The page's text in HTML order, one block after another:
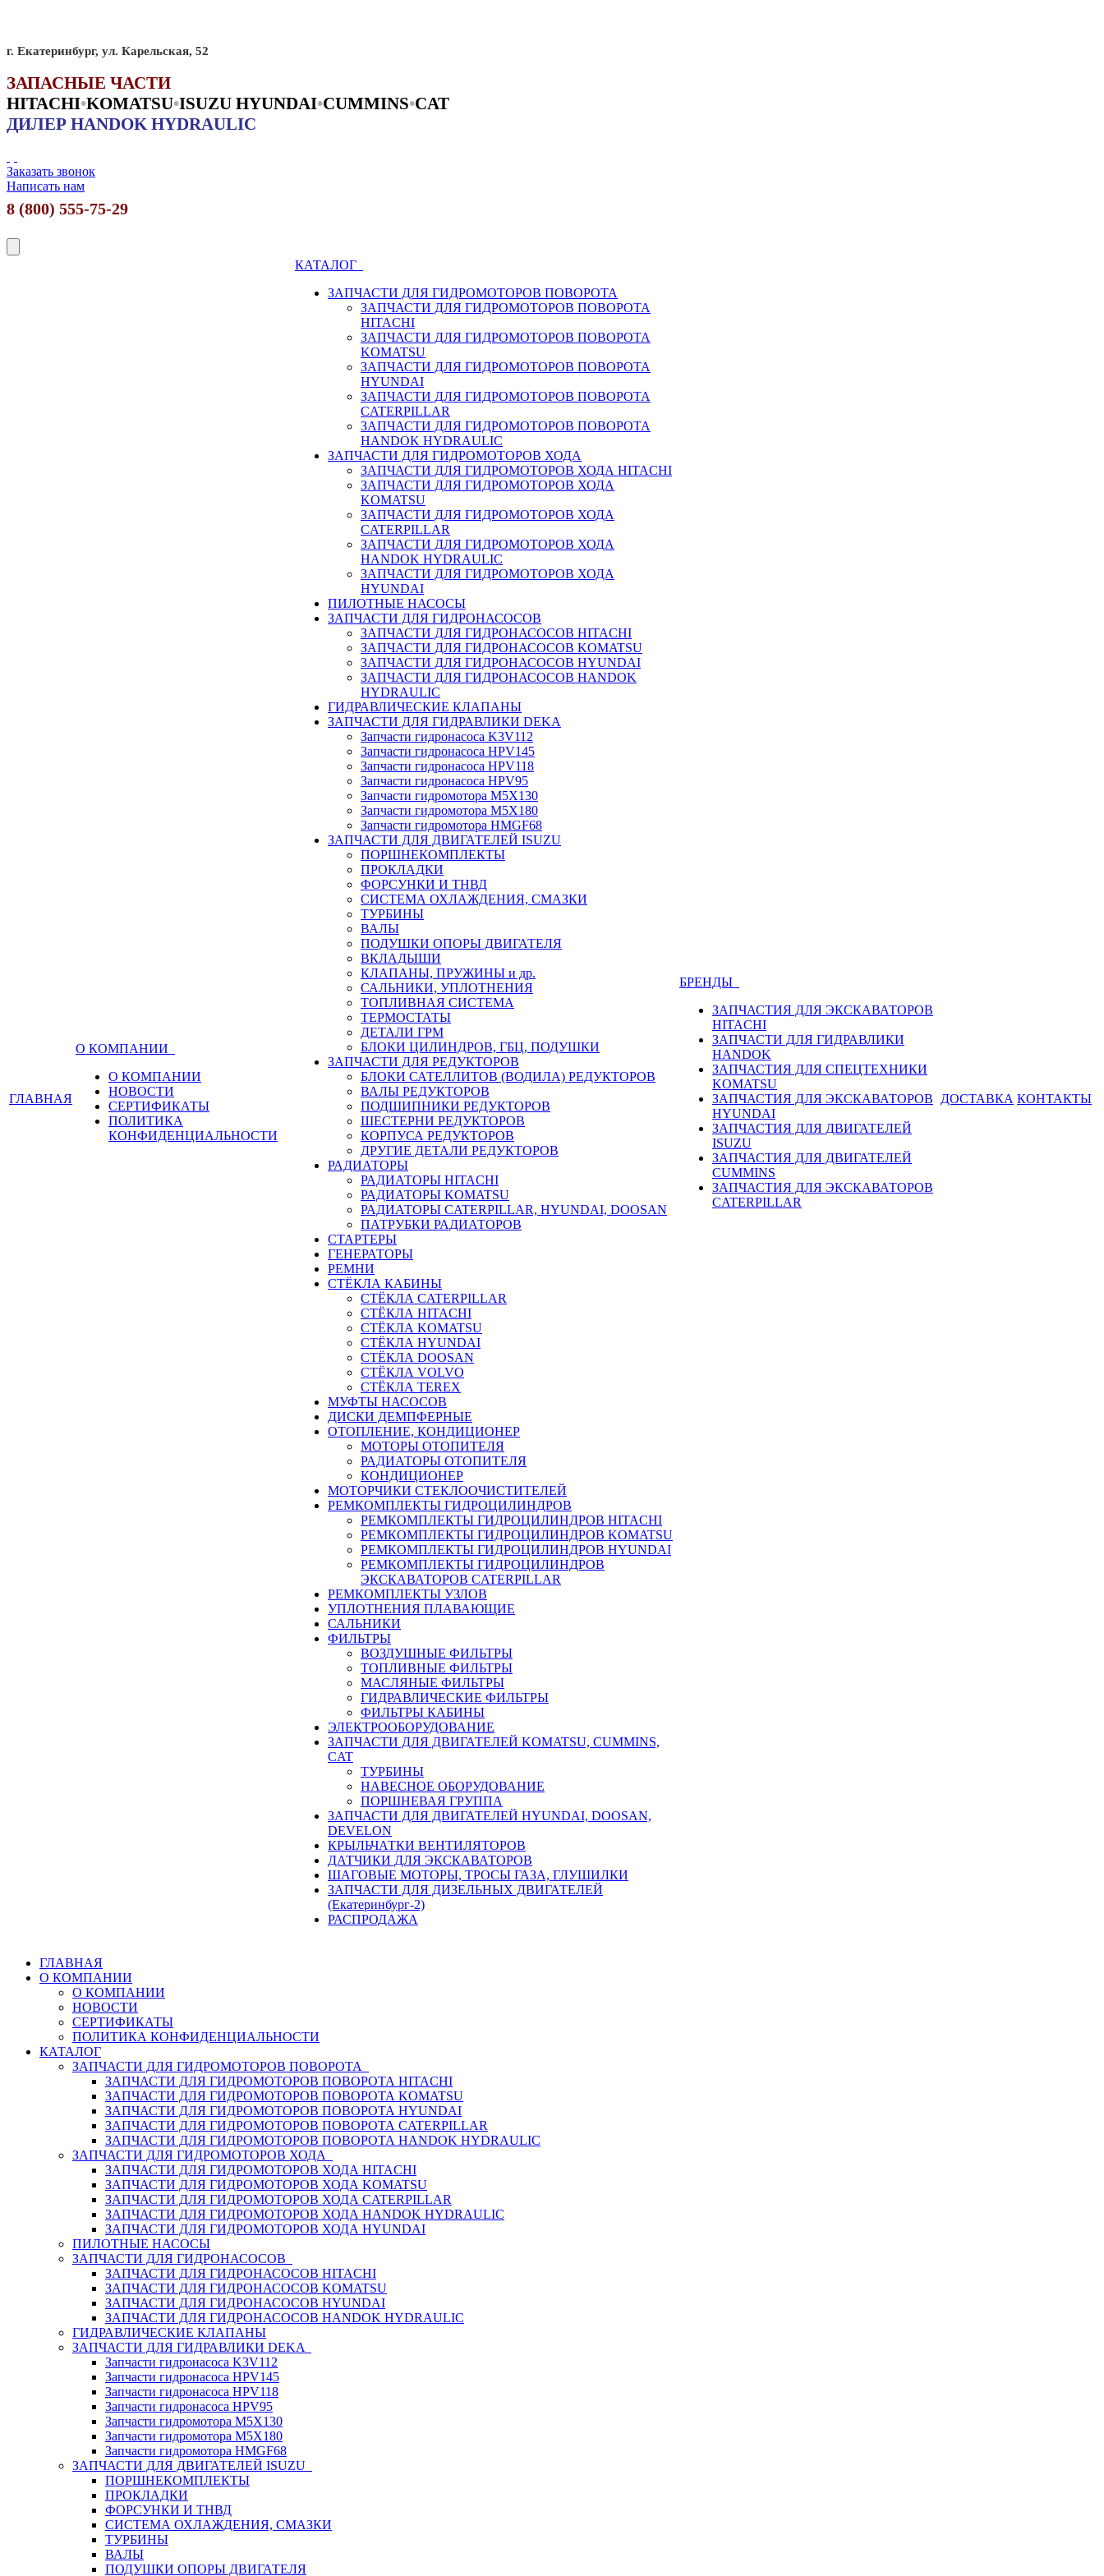
г. Екатеринбург, ул. Карельская, 52
ЗАПАСНЫЕ ЧАСТИ
HITACHI•KOMATSU•ISUZU HYUNDAI•CUMMINS•CAT
ДИЛЕР HANDOK HYDRAULIC
Заказать звонок
Написать нам
8 (800) 555-75-29
ГЛАВНАЯ
О КОМПАНИИ
О КОМПАНИИ
НОВОСТИ
СЕРТИФИКАТЫ
ПОЛИТИКА
КОНФИДЕНЦИАЛЬНОСТИ
КАТАЛОГ
ЗАПЧАСТИ ДЛЯ ГИДРОМОТОРОВ ПОВОРОТА
ЗАПЧАСТИ ДЛЯ ГИДРОМОТОРОВ ПОВОРОТА
HITACHI
ЗАПЧАСТИ ДЛЯ ГИДРОМОТОРОВ ПОВОРОТА
KOMATSU
ЗАПЧАСТИ ДЛЯ ГИДРОМОТОРОВ ПОВОРОТА
HYUNDAI
ЗАПЧАСТИ ДЛЯ ГИДРОМОТОРОВ ПОВОРОТА
CATERPILLAR
ЗАПЧАСТИ ДЛЯ ГИДРОМОТОРОВ ПОВОРОТА
HANDOK HYDRAULIC
ЗАПЧАСТИ ДЛЯ ГИДРОМОТОРОВ ХОДА
ЗАПЧАСТИ ДЛЯ ГИДРОМОТОРОВ ХОДА HITACHI
ЗАПЧАСТИ ДЛЯ ГИДРОМОТОРОВ ХОДА
KOMATSU
ЗАПЧАСТИ ДЛЯ ГИДРОМОТОРОВ ХОДА
CATERPILLAR
ЗАПЧАСТИ ДЛЯ ГИДРОМОТОРОВ ХОДА
HANDOK HYDRAULIC
ЗАПЧАСТИ ДЛЯ ГИДРОМОТОРОВ ХОДА
HYUNDAI
ПИЛОТНЫЕ НАСОСЫ
ЗАПЧАСТИ ДЛЯ ГИДРОНАСОСОВ
ЗАПЧАСТИ ДЛЯ ГИДРОНАСОСОВ HITACHI
ЗАПЧАСТИ ДЛЯ ГИДРОНАСОСОВ KOMATSU
ЗАПЧАСТИ ДЛЯ ГИДРОНАСОСОВ HYUNDAI
ЗАПЧАСТИ ДЛЯ ГИДРОНАСОСОВ HANDOK
HYDRAULIC
ГИДРАВЛИЧЕСКИЕ КЛАПАНЫ
ЗАПЧАСТИ ДЛЯ ГИДРАВЛИКИ DEKA
Запчасти гидронасоса K3V112
Запчасти гидронасоса HPV145
Запчасти гидронасоса HPV118
Запчасти гидронасоса HPV95
Запчасти гидромотора M5X130
Запчасти гидромотора M5X180
Запчасти гидромотора HMGF68
ЗАПЧАСТИ ДЛЯ ДВИГАТЕЛЕЙ ISUZU
ПОРШНЕКОМПЛЕКТЫ
ПРОКЛАДКИ
ФОРСУНКИ И ТНВД
СИСТЕМА ОХЛАЖДЕНИЯ, СМАЗКИ
ТУРБИНЫ
ВАЛЫ
ПОДУШКИ ОПОРЫ ДВИГАТЕЛЯ
ВКЛАДЫШИ
КЛАПАНЫ, ПРУЖИНЫ и др.
САЛЬНИКИ, УПЛОТНЕНИЯ
ТОПЛИВНАЯ СИСТЕМА
ТЕРМОСТАТЫ
ДЕТАЛИ ГРМ
БЛОКИ ЦИЛИНДРОВ, ГБЦ, ПОДУШКИ
ЗАПЧАСТИ ДЛЯ РЕДУКТОРОВ
БЛОКИ САТЕЛЛИТОВ (ВОДИЛА) РЕДУКТОРОВ
ВАЛЫ РЕДУКТОРОВ
ПОДШИПНИКИ РЕДУКТОРОВ
ШЕСТЕРНИ РЕДУКТОРОВ
КОРПУСА РЕДУКТОРОВ
ДРУГИЕ ДЕТАЛИ РЕДУКТОРОВ
РАДИАТОРЫ
РАДИАТОРЫ HITACHI
РАДИАТОРЫ KOMATSU
РАДИАТОРЫ CATERPILLAR, HYUNDAI, DOOSAN
ПАТРУБКИ РАДИАТОРОВ
СТАРТЕРЫ
ГЕНЕРАТОРЫ
РЕМНИ
СТЁКЛА КАБИНЫ
СТЁКЛА CATERPILLAR
СТЁКЛА HITACHI
СТЁКЛА KOMATSU
СТЁКЛА HYUNDAI
СТЁКЛА DOOSAN
СТЁКЛА VOLVO
СТЁКЛА TEREX
МУФТЫ НАСОСОВ
ДИСКИ ДЕМПФЕРНЫЕ
ОТОПЛЕНИЕ, КОНДИЦИОНЕР
МОТОРЫ ОТОПИТЕЛЯ
РАДИАТОРЫ ОТОПИТЕЛЯ
КОНДИЦИОНЕР
МОТОРЧИКИ СТЕКЛООЧИСТИТЕЛЕЙ
РЕМКОМПЛЕКТЫ ГИДРОЦИЛИНДРОВ
РЕМКОМПЛЕКТЫ ГИДРОЦИЛИНДРОВ HITACHI
РЕМКОМПЛЕКТЫ ГИДРОЦИЛИНДРОВ KOMATSU
РЕМКОМПЛЕКТЫ ГИДРОЦИЛИНДРОВ HYUNDAI
РЕМКОМПЛЕКТЫ ГИДРОЦИЛИНДРОВ
ЭКСКАВАТОРОВ CATERPILLAR
РЕМКОМПЛЕКТЫ УЗЛОВ
УПЛОТНЕНИЯ ПЛАВАЮЩИЕ
САЛЬНИКИ
ФИЛЬТРЫ
ВОЗДУШНЫЕ ФИЛЬТРЫ
ТОПЛИВНЫЕ ФИЛЬТРЫ
МАСЛЯНЫЕ ФИЛЬТРЫ
ГИДРАВЛИЧЕСКИЕ ФИЛЬТРЫ
ФИЛЬТРЫ КАБИНЫ
ЭЛЕКТРООБОРУДОВАНИЕ
ЗАПЧАСТИ ДЛЯ ДВИГАТЕЛЕЙ KOMATSU, CUMMINS,
CAT
ТУРБИНЫ
НАВЕСНОЕ ОБОРУДОВАНИЕ
ПОРШНЕВАЯ ГРУППА
ЗАПЧАСТИ ДЛЯ ДВИГАТЕЛЕЙ HYUNDAI, DOOSAN,
DEVELON
КРЫЛЬЧАТКИ ВЕНТИЛЯТОРОВ
ДАТЧИКИ ДЛЯ ЭКСКАВАТОРОВ
ШАГОВЫЕ МОТОРЫ, ТРОСЫ ГАЗА, ГЛУШИЛКИ
ЗАПЧАСТИ ДЛЯ ДИЗЕЛЬНЫХ ДВИГАТЕЛЕЙ
(Екатеринбург-2)
РАСПРОДАЖА
БРЕНДЫ
ЗАПЧАСТИЯ ДЛЯ ЭКСКАВАТОРОВ
HITACHI
ЗАПЧАСТИ ДЛЯ ГИДРАВЛИКИ
HANDOK
ЗАПЧАСТИЯ ДЛЯ СПЕЦТЕХНИКИ
KOMATSU
ЗАПЧАСТИЯ ДЛЯ ЭКСКАВАТОРОВ
HYUNDAI
ЗАПЧАСТИЯ ДЛЯ ДВИГАТЕЛЕЙ
ISUZU
ЗАПЧАСТИЯ ДЛЯ ДВИГАТЕЛЕЙ
CUMMINS
ЗАПЧАСТИЯ ДЛЯ ЭКСКАВАТОРОВ
CATERPILLAR
ДОСТАВКА КОНТАКТЫ
ГЛАВНАЯ
О КОМПАНИИ
О КОМПАНИИ
НОВОСТИ
СЕРТИФИКАТЫ
ПОЛИТИКА КОНФИДЕНЦИАЛЬНОСТИ
КАТАЛОГ
ЗАПЧАСТИ ДЛЯ ГИДРОМОТОРОВ ПОВОРОТА
ЗАПЧАСТИ ДЛЯ ГИДРОМОТОРОВ ПОВОРОТА HITACHI
ЗАПЧАСТИ ДЛЯ ГИДРОМОТОРОВ ПОВОРОТА KOMATSU
ЗАПЧАСТИ ДЛЯ ГИДРОМОТОРОВ ПОВОРОТА HYUNDAI
ЗАПЧАСТИ ДЛЯ ГИДРОМОТОРОВ ПОВОРОТА CATERPILLAR
ЗАПЧАСТИ ДЛЯ ГИДРОМОТОРОВ ПОВОРОТА HANDOK HYDRAULIC
ЗАПЧАСТИ ДЛЯ ГИДРОМОТОРОВ ХОДА
ЗАПЧАСТИ ДЛЯ ГИДРОМОТОРОВ ХОДА HITACHI
ЗАПЧАСТИ ДЛЯ ГИДРОМОТОРОВ ХОДА KOMATSU
ЗАПЧАСТИ ДЛЯ ГИДРОМОТОРОВ ХОДА CATERPILLAR
ЗАПЧАСТИ ДЛЯ ГИДРОМОТОРОВ ХОДА HANDOK HYDRAULIC
ЗАПЧАСТИ ДЛЯ ГИДРОМОТОРОВ ХОДА HYUNDAI
ПИЛОТНЫЕ НАСОСЫ
ЗАПЧАСТИ ДЛЯ ГИДРОНАСОСОВ
ЗАПЧАСТИ ДЛЯ ГИДРОНАСОСОВ HITACHI
ЗАПЧАСТИ ДЛЯ ГИДРОНАСОСОВ KOMATSU
ЗАПЧАСТИ ДЛЯ ГИДРОНАСОСОВ HYUNDAI
ЗАПЧАСТИ ДЛЯ ГИДРОНАСОСОВ HANDOK HYDRAULIC
ГИДРАВЛИЧЕСКИЕ КЛАПАНЫ
ЗАПЧАСТИ ДЛЯ ГИДРАВЛИКИ DEKA
Запчасти гидронасоса K3V112
Запчасти гидронасоса HPV145
Запчасти гидронасоса HPV118
Запчасти гидронасоса HPV95
Запчасти гидромотора M5X130
Запчасти гидромотора M5X180
Запчасти гидромотора HMGF68
ЗАПЧАСТИ ДЛЯ ДВИГАТЕЛЕЙ ISUZU
ПОРШНЕКОМПЛЕКТЫ
ПРОКЛАДКИ
ФОРСУНКИ И ТНВД
СИСТЕМА ОХЛАЖДЕНИЯ, СМАЗКИ
ТУРБИНЫ
ВАЛЫ
ПОДУШКИ ОПОРЫ ДВИГАТЕЛЯ